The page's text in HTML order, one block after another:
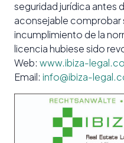
seguridad jurídica antes
aconsejable comprobar
incumplimiento de la
licencia hubiese sido
Web: www.ibiza-
Email: info@ibiza-